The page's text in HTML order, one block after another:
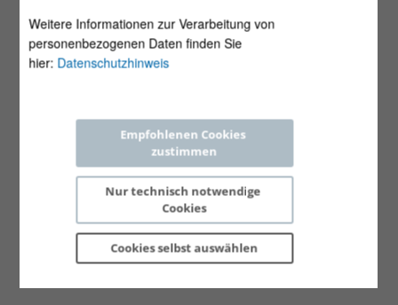
Weitere Informationen zur Verarbeitung von
personenbezogenen Daten finden Sie
hier: Datenschutzhinweis
Empfohlenen Cookies
zustimmen
Nur technisch notwendige
Cookies
Cookies selbst auswählen